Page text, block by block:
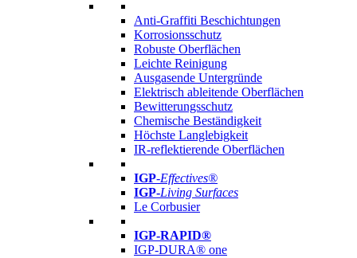
Anti-Graffiti Beschichtungen
Korrosionsschutz
Robuste Oberflächen
Leichte Reinigung
Ausgasende Untergründe
Elektrisch ableitende Oberflächen
Bewitterungsschutz
Chemische Beständigkeit
Höchste Langlebigkeit
IR-reflektierende Oberflächen
IGP-Effectives®
IGP-Living Surfaces
Le Corbusier
IGP-RAPID®
IGP-DURA® one